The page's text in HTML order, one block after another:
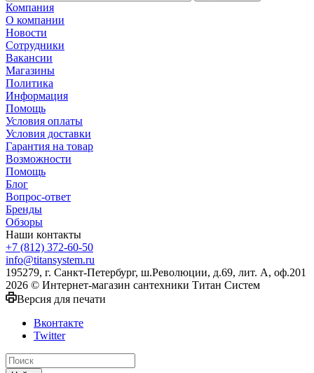
Компания
О компании
Новости
Сотрудники
Вакансии
Магазины
Политика
Информация
Помощь
Условия оплаты
Условия доставки
Гарантия на товар
Возможности
Помощь
Блог
Вопрос-ответ
Бренды
Обзоры
Наши контакты
+7 (812) 372-60-50
info@titansystem.ru
195279, г. Санкт-Петербург, ш.Революции, д.69, лит. А, оф.201
2026 © Интернет-магазин сантехники Титан Систем
Версия для печати
Вконтакте
Twitter